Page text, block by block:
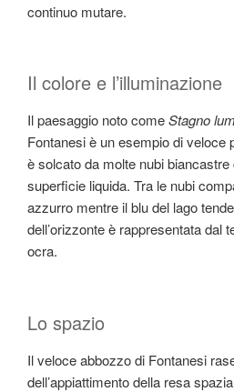
continuo mutare.
Il colore e l’illuminazione
Il paesaggio noto comeStagno
Fontanesi è un esempio di veloce
è solcato da molte nubi
superficie liquida. Tra le nubi
azzurro mentre il blu del lago
dell’orizzonte è rappresentata dal
ocra.
Lo spazio
Il veloce abbozzo di Fontanesi
dell’appiattimento della resa